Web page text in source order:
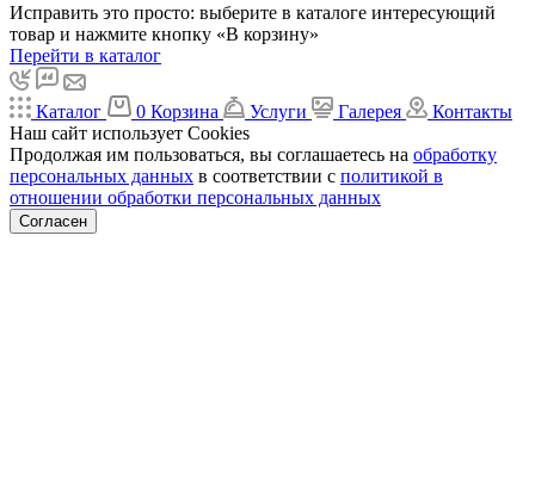
Исправить это просто: выберите в каталоге интересующий
товар и нажмите кнопку «В корзину»
Перейти в каталог
Каталог 0 Корзина Услуги Галерея
Контакты
Наш сайт использует Cookies
Продолжая им пользоваться, вы соглашаетесь на обработку
персональных данных в соответствии с политикой в
отношении обработки персональных данных
Согласен